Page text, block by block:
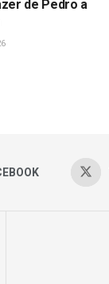
de Pedro a